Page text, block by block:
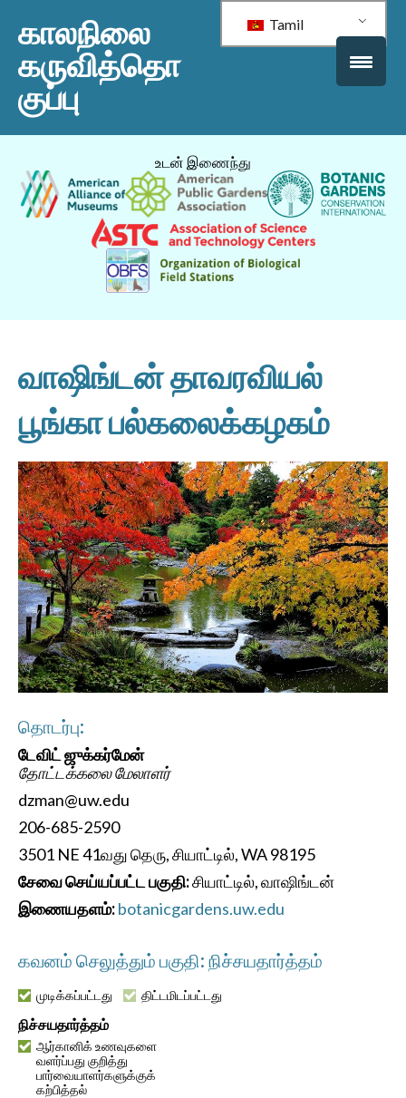
காலநிலை
கருவித்தொ
குப்பு
Tamil
உடன் இணைந்து
வாஷிங்டன் தாவரவியல்
பூங்கா பல்கலைக்கழகம்
தொடர்பு:
டேவிட் ஜுக்கர்மேன்
தோட்டக்கலை மேலாளர்
dzman@uw.edu
206-685-2590
3501 NE 41வது தெரு, சியாட்டில், WA 98195
சேவை செய்யப்பட்ட பகுதி:சியாட்டில், வாஷிங்டன்
இணையதளம்:botanicgardens.uw.edu
கவனம் செலுத்தும் பகுதி: நிச்சயதார்த்தம்
முடிக்கப்பட்டது திட்டமிடப்பட்டது
நிச்சயதார்த்தம்
ஆர்கானிக் உணவுகளை
வளர்ப்பது குறித்து
பார்வையாளர்களுக்குக்
கற்பித்தல்